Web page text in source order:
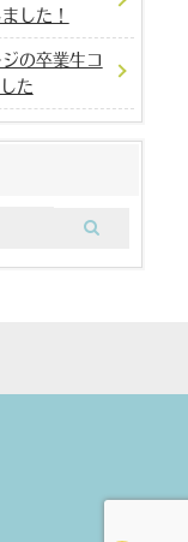
した！
の卒業生コ
た